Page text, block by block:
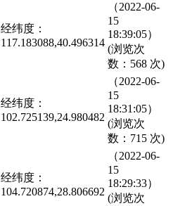
经纬度：
117.183088,40.496314
（2022-06-
15
18:39:05）
(浏览次
数：568 次)
经纬度：
102.725139,24.980482
（2022-06-
15
18:31:05）
(浏览次
数：715 次)
经纬度：
104.720874,28.806692
（2022-06-
15
18:29:33）
(浏览次